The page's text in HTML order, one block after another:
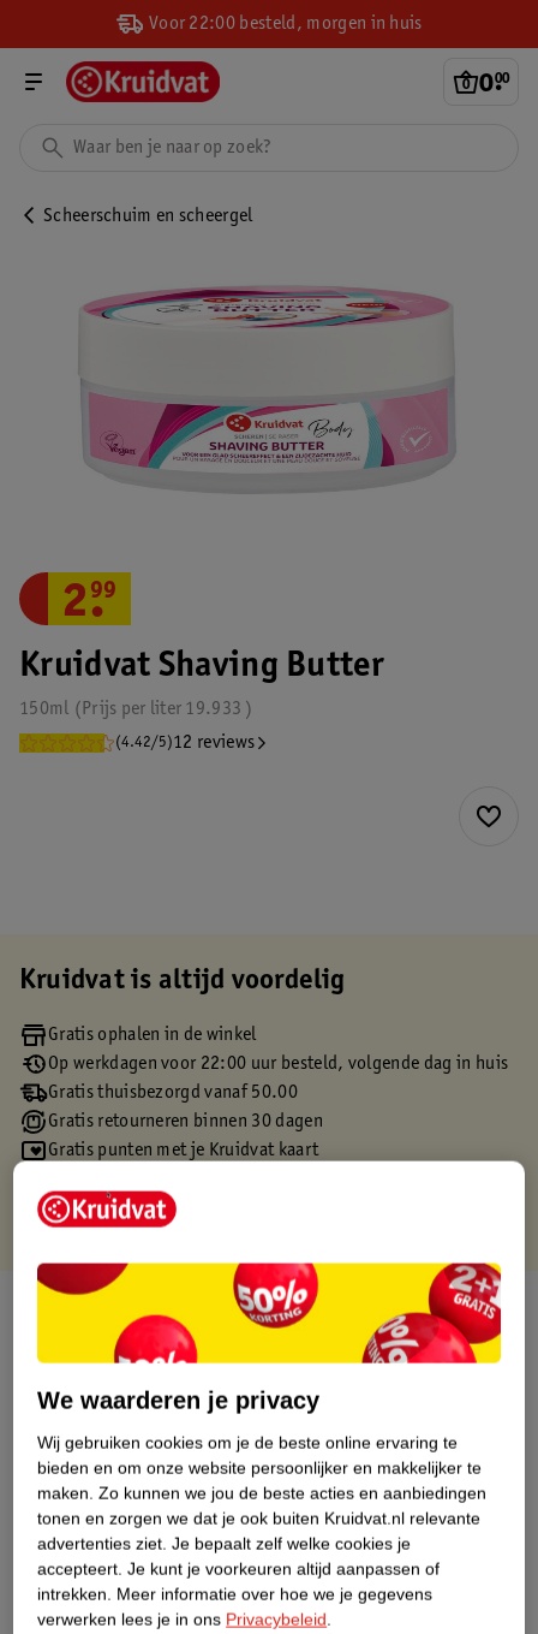
Voor 22:00 besteld, morgen in huis
0.
00
Scheerschuim en scheergel
Kruidvat Shaving Butter
150ml 19.933
Prijs per liter
(4.42/5)12 reviews
2.
99
Kruidvat is altijd voordelig
Gratis ophalen in de winkel
Op werkdagen voor 22:00 uur besteld, volgende dag in huis
Gratis thuisbezorgd vanaf 50.00
Gratis retourneren binnen 30 dagen
Gratis punten met je Kruidvat kaart
Over dit product
Productinformatie
Etiketinformatie
Nature Impact Score
Dit product heeft (nog) geen Nature
Impact Score.
Meer informatie
We waarderen je privacy
Wij gebruiken cookies om je de beste online ervaring te
bieden en om onze website persoonlijker en makkelijker te
maken. Zo kunnen we jou de beste acties en aanbiedingen
tonen en zorgen we dat je ook buiten Kruidvat.nl relevante
advertenties ziet. Je bepaalt zelf welke cookies je
accepteert. Je kunt je voorkeuren altijd aanpassen of
intrekken. Meer informatie over hoe we je gegevens
verwerken lees je in ons Privacybeleid.